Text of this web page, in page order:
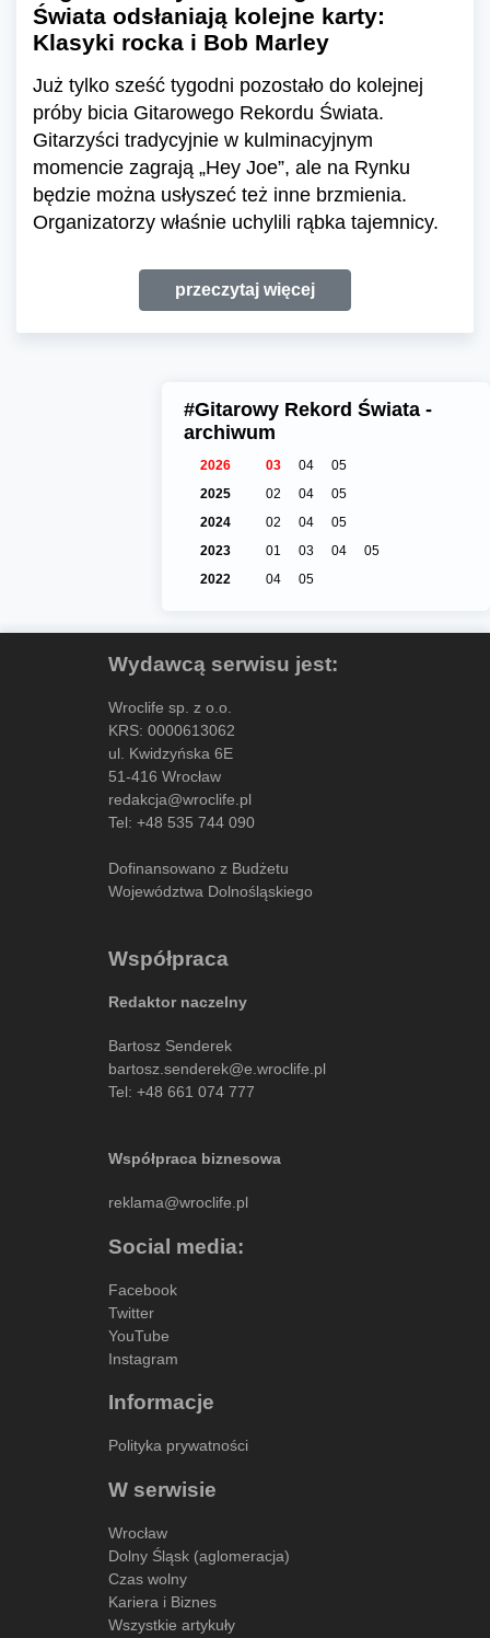
Świata odsłaniają kolejne karty:
Klasyki rocka i Bob Marley
Już tylko sześć tygodni pozostało do kolejnej
próby bicia Gitarowego Rekordu Świata.
Gitarzyści tradycyjnie w kulminacyjnym
momencie zagrają „Hey Joe”, ale na Rynku
będzie można usłyszeć też inne brzmienia.
Organizatorzy właśnie uchylili rąbka tajemnicy.
przeczytaj więcej
#Gitarowy Rekord Świata -
archiwum
2026 03 04
05
2025
02 04
05
2024
02 04
05
2023
01 03 04
05
2022
04 05
Wydawcą serwisu jest:
Wroclife sp. z o.o.
KRS: 0000613062
ul. Kwidzyńska 6E
51-416 Wrocław
redakcja@wroclife.pl
Tel: +48 535 744 090
Dofinansowano z Budżetu
Województwa Dolnośląskiego
Współpraca
Redaktor naczelny
Bartosz Senderek
bartosz.senderek@e.wroclife.pl
Tel: +48 661 074 777
Współpraca biznesowa
reklama@wroclife.pl
Social media:
Facebook
Twitter
YouTube
Instagram
Informacje
Polityka prywatności
W serwisie
Wrocław
Dolny Śląsk (aglomeracja)
Czas wolny
Kariera i Biznes
Wszystkie artykuły